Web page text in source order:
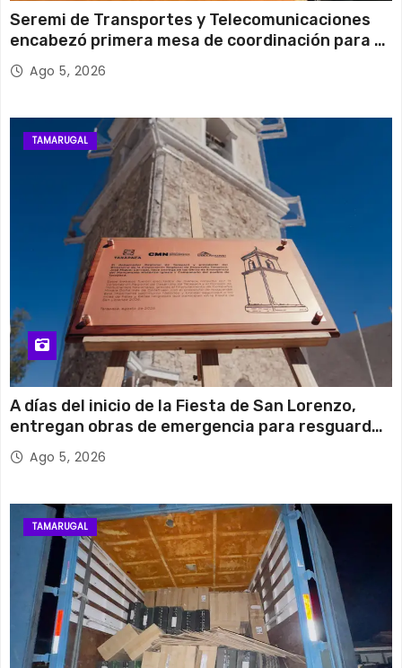
Seremi de Transportes y Telecomunicaciones
encabezó primera mesa de coordinación para el
retiro de cables en desuso en Iquique
Ago 5, 2026
TAMARUGAL
A días del inicio de la Fiesta de San Lorenzo,
entregan obras de emergencia para resguardar
su histórico campanario
Ago 5, 2026
TAMARUGAL